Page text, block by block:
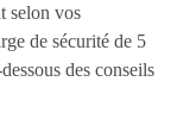
selon vos
de sécurité de 5
des conseils